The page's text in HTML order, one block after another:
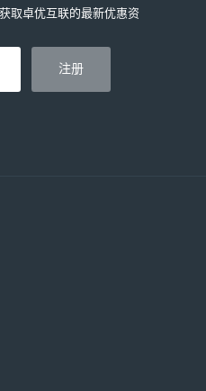
取卓优互联的最新优惠资